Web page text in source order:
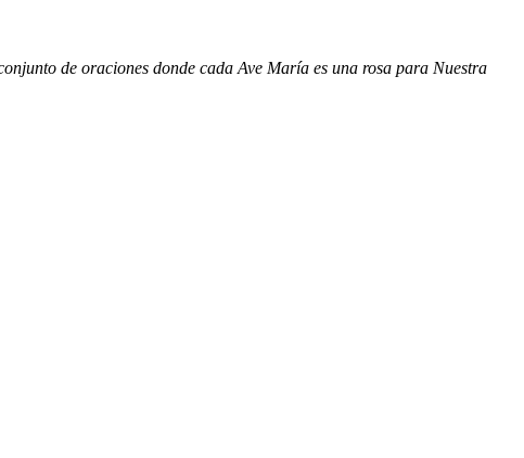
de oraciones donde cada Ave María es una rosa para Nuestra